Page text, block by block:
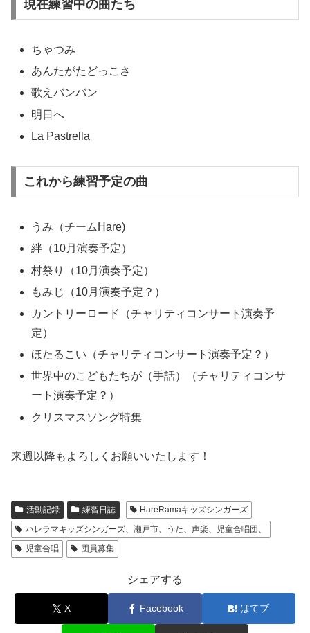
現在練習中の曲たち
ちゃつみ
あんたがたどっこさ
歌えバンバン
明日へ
La Pastrella
これから練習予定の曲
うみ（チームHare)
絆（10月演奏予定）
村祭り（10月演奏予定）
もみじ（10月演奏予定？）
カントリーロード（チャリティコンサート演奏予
定）
ほたるこい（チャリティコンサート演奏予定？）
世界中のこどもたちが（手話）（チャリティコンサ
ート演奏予定？）
クリスマスソング特集
来週以降もよろしくお願いいたします！
活動記録 練習日誌
HareRamaキッズシンガーズ
ハレラマキッズシンガーズ、瀬戸市、うた、声楽、児童合唱団、
児童合唱
団員募集
シェアする
X Facebook はてブ